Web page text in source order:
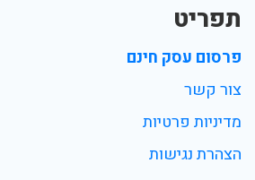
תפריט
פרסום עסק חינם
צור קשר
מדיניות פרטיות
הצהרת נגישות